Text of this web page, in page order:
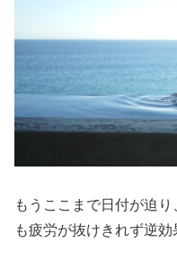
もうここまで日付が迫
も疲労が抜けきれず逆効